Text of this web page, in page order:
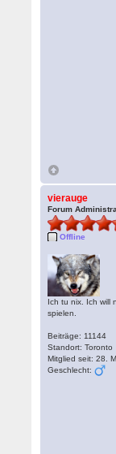
vierauge
Forum
Offline
Ich tu nix. Ich will
spielen.
Beiträge: 11144
Standort: Toronto
Mitglied seit: 28.
Geschlecht: